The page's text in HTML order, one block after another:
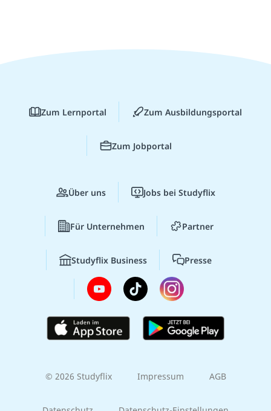
Zum Lernportal Zum Ausbildungsportal
Zum Jobportal
Über uns Jobs bei Studyflix
Für Unternehmen Partner
Studyflix Business Presse
© 2026 Studyflix Impressum AGB